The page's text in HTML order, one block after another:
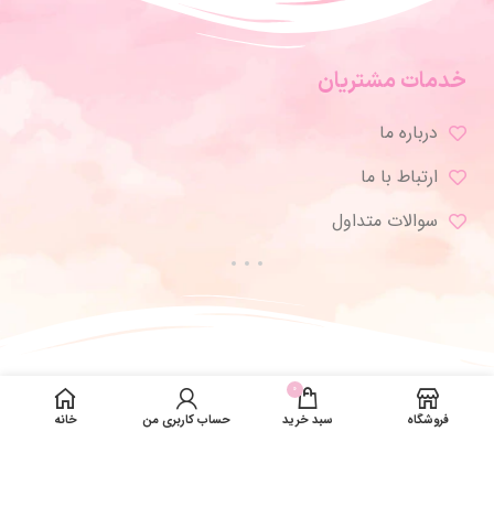
خدمات مشتریان
درباره ما
ارتباط با ما
سوالات متداول
فروشگاه
0
سبد خرید حساب کاربری من خانه